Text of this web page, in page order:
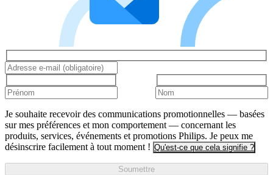
Je souhaite recevoir des communications promotionnelles — basées
sur mes préférences et mon comportement — concernant les
produits, services, événements et promotions Philips. Je peux me
désinscrire facilement à tout moment ! Qu'est-ce que cela signifie ?
Soumettre